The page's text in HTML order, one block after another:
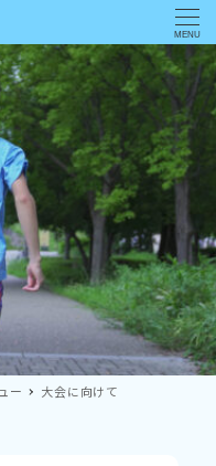
MENU
ー 大会に向けて